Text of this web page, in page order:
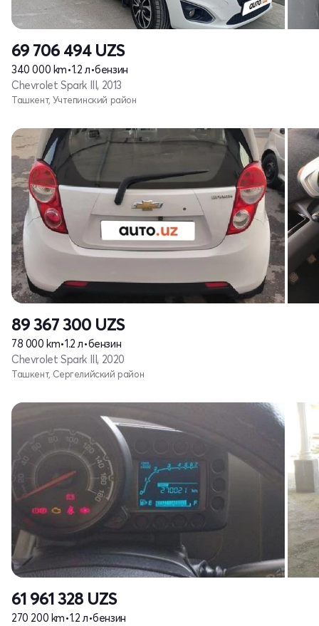
69 706 494 UZS
340 000 km•1.2 л•бензин
Chevrolet Spark III, 2013
Ташкент, Учтепинский район
89 367 300 UZS
78 000 km•1.2 л•бензин
Chevrolet Spark III, 2020
Ташкент, Сергелийский район
61 961 328 UZS
270 200 km•1.2 л•бензин